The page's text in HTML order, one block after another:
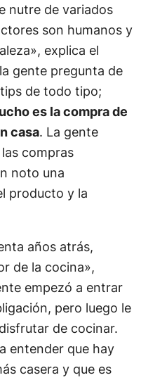
nutre de variados
son humanos y
explica el
gente pregunta de
de todo tipo;
es la compra de
casa. La gente
compras
noto una
producto y la
años atrás,
de la cocina»,
empezó a entrar
pero luego le
de cocinar.
entender que hay
casera y que es